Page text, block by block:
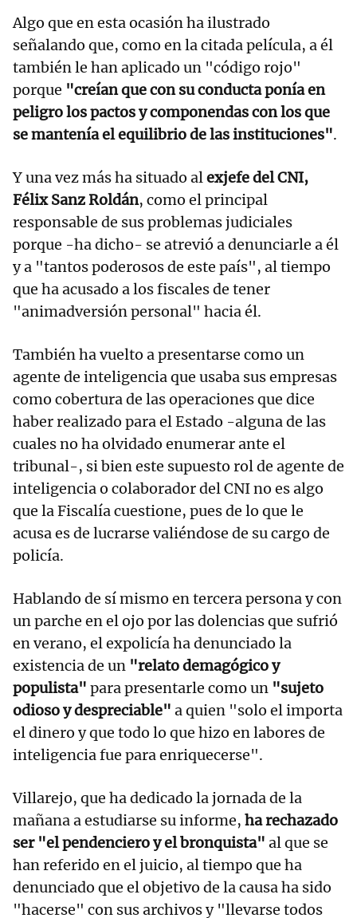
Algo que en esta ocasión ha ilustrado
señalando que, como en la citada película, a él
también le han aplicado un "código rojo"
porque "creían que con su conducta ponía en
peligro los pactos y componendas con los que
se mantenía el equilibrio de las instituciones".
Y una vez más ha situado alexjefe del CNI,
Félix Sanz Roldán, como el principal
responsable de sus problemas judiciales
porque -ha dicho- se atrevió a denunciarle a él
y a "tantos poderosos de este país", al tiempo
que ha acusado a los fiscales de tener
"animadversión personal" hacia él.
También ha vuelto a presentarse como un
agente de inteligencia que usaba sus empresas
como cobertura de las operaciones que dice
haber realizado para el Estado -alguna de las
cuales no ha olvidado enumerar ante el
tribunal-, si bien este supuesto rol de agente de
inteligencia o colaborador del CNI no es algo
que la Fiscalía cuestione, pues de lo que le
acusa es de lucrarse valiéndose de su cargo de
policía.
Hablando de sí mismo en tercera persona y con
un parche en el ojo por las dolencias que sufrió
en verano, el expolicía ha denunciado la
existencia de un "relato demagógico y
populista" para presentarle como un "sujeto
odioso y despreciable" a quien "solo el importa
el dinero y que todo lo que hizo en labores de
inteligencia fue para enriquecerse".
Villarejo, que ha dedicado la jornada de la
mañana a estudiarse su informe, ha rechazado
ser "el pendenciero y el bronquista" al que se
han referido en el juicio, al tiempo que ha
denunciado que el objetivo de la causa ha sido
"hacerse" con sus archivos y "llevarse todos